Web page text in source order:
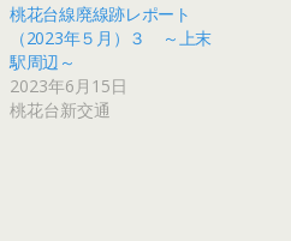
桃花台線廃線跡レポート
（2023年５月）３ ～上末
駅周辺～
2023年6月15日
桃花台新交通